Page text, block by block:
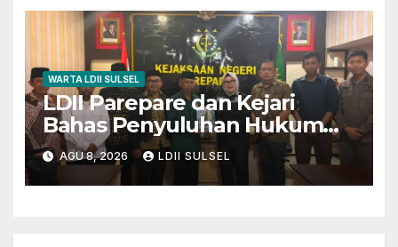
WARTA LDII SULSEL
LDII Parepare dan Kejari
Bahas Penyuluhan Hukum
untuk Warga dan Masyarakat
AGU 8, 2026 LDII SULSEL